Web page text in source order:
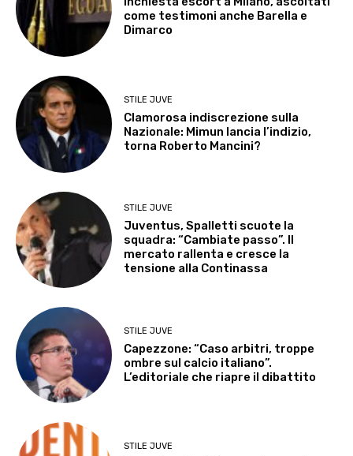
come testimoni anche Barella e
Dimarco
STILE JUVE
Clamorosa indiscrezione sulla
Nazionale: Mimun lancia l’indizio,
torna Roberto Mancini?
STILE JUVE
Juventus, Spalletti scuote la
squadra: “Cambiate passo”. Il
mercato rallenta e cresce la
tensione alla Continassa
STILE JUVE
Capezzone: “Caso arbitri, troppe
ombre sul calcio italiano”.
L’editoriale che riapre il dibattito
STILE JUVE